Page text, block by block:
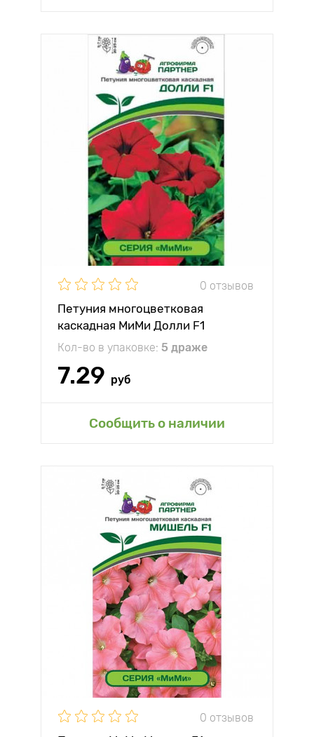
0 отзывов
Петуния многоцветковая
каскадная МиМи Долли F1
Партнер
Кол-во в упаковке: 5 драже
7.29 руб
Сообщить о наличии
0 отзывов